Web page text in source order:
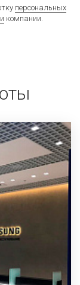
персональных
компании.